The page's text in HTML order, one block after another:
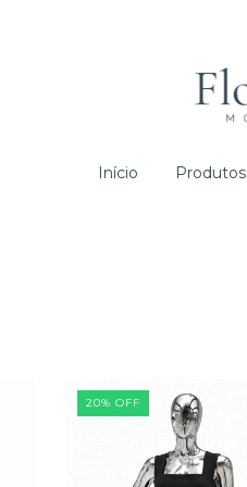
Início Produtos
20% OFF